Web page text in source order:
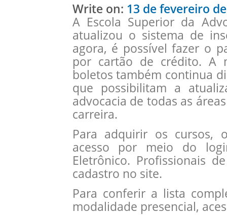
Write on: 13 de fevereiro
A Escola Superior da
atualizou o sistema de
agora, é possível fazer o
por cartão de crédito. A
boletos também continua
que possibilitam a
advocacia de todas as
carreira.
Para adquirir os cursos,
acesso por meio do
Eletrônico. Profissionais
cadastro no site.
Para conferir a lista
modalidade presencial,